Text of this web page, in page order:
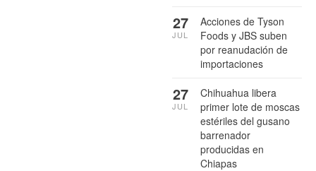
Acciones de Tyson
Foods y JBS suben
por reanudación de
importaciones
27
JUL
Chihuahua libera
primer lote de moscas
estériles del gusano
barrenador
producidas en
Chiapas
27
JUL